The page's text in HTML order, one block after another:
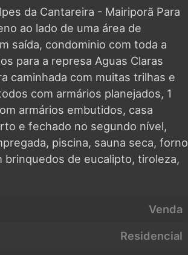
da Cantareira - Mairiporã Para
ao lado de uma área de
saída, condominio com toda a
para a represa Aguas Claras
caminhada com muitas trilhas e
com armários planejados, 1
armários embutidos, casa
e fechado no segundo nível,
piscina, sauna seca, forno
de eucalipto, tiroleza,
Venda
Residencial